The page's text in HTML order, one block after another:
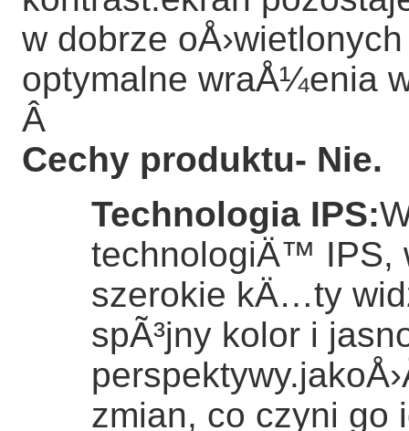
w dobrze
optymalne wraÅ¼enia
Â
Cechy produktu- Nie.
Technologia IPS:
technologiÄ™ IPS,
szerokie kÄ…ty
spÃ³jny kolor i
zmian, co czyni go